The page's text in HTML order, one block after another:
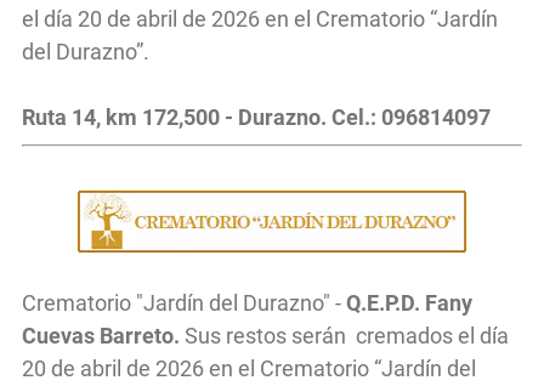
el día 20 de abril de 2026 en el Crematorio “Jardín
del Durazno”.
Ruta 14, km 172,500 - Durazno. Cel.: 096814097
Crematorio "Jardín del Durazno" -Q.E.P.D. Fany
Cuevas Barreto. Sus restos serán cremados el día
20 de abril de 2026 en el Crematorio “Jardín del